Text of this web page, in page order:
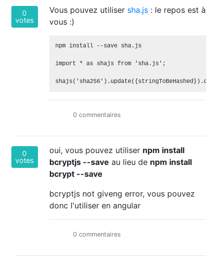
0
votes
Vous pouvez utiliser sha.js: le repos est à
vous :)
npm install --save sha.js
import * as shajs from 'sha.js';
0 commentaires
0
votes
oui, vous pouvez utiliser npm install
bcryptjs --save au lieu de npm install
bcrypt --save
bcryptjs not giveng error, vous pouvez
donc l'utiliser en angular
0 commentaires